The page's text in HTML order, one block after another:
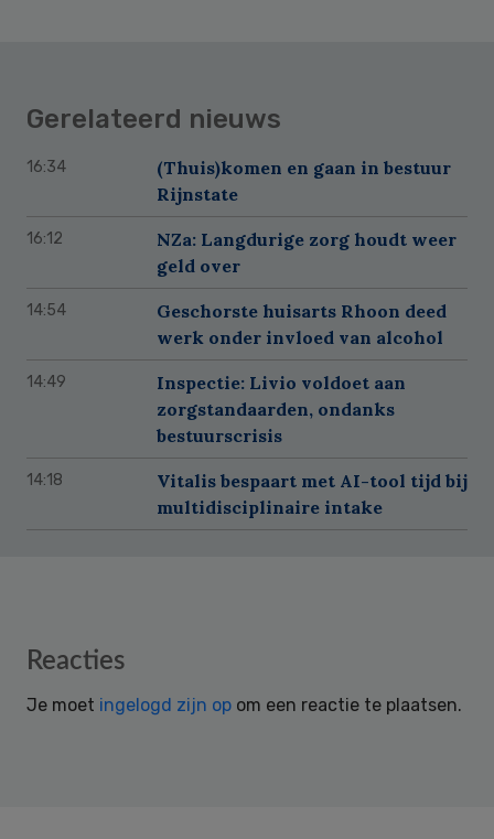
Gerelateerd nieuws
16:34
(Thuis)komen en gaan in bestuur
Rijnstate
16:12
NZa: Langdurige zorg houdt weer
geld over
14:54
Geschorste huisarts Rhoon deed
werk onder invloed van alcohol
14:49
Inspectie: Livio voldoet aan
zorgstandaarden, ondanks
bestuurscrisis
14:18
Vitalis bespaart met AI-tool tijd bij
multidisciplinaire intake
Reader
Reacties
Je moet ingelogd zijn op om een reactie te plaatsen.